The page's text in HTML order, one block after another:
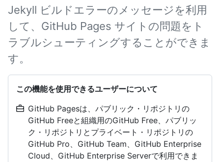
Jekyll ビルドエラーのメッセージを利用
して、GitHub Pages サイトの問題をト
ラブルシューティングすることができま
す。
この機能を使用できるユーザーについて
GitHub Pagesは、パブリック・リポジトリの
GitHub Freeと組織用のGitHub Free、パブリッ
ク・リポジトリとプライベート・リポジトリの
GitHub Pro、GitHub Team、GitHub Enterprise
Cloud、GitHub Enterprise Serverで利用できま